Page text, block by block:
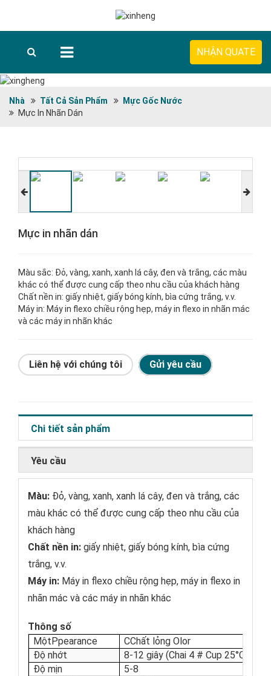
NHẬN QUATE
Nhà Tất Cả Sản Phẩm
Mực Gốc Nước
Mực In Nhãn Dán
Mực in nhãn dán
Màu sắc: Đỏ, vàng, xanh, xanh lá cây, đen và trắng, các màu
khác có thể được cung cấp theo nhu cầu của khách hàng
Chất nền in: giấy nhiệt, giấy bóng kính, bìa cứng trắng, v.v.
Máy in: Máy in flexo chiều rộng hẹp, máy in flexo in nhãn mác
và các máy in nhãn khác
Liên hệ với chúng tôi Gửi yêu cầu
Chi tiết sản phẩm
Yêu cầu
Màu: Đỏ, vàng, xanh, xanh lá cây, đen và trắng, các
màu khác có thể được cung cấp theo nhu cầu của
khách hàng
Chất nền in: giấy nhiệt, giấy bóng kính, bìa cứng
trắng, v.v.
Máy in: Máy in flexo chiều rộng hẹp, máy in flexo in
nhãn mác và các máy in nhãn khác
Thông số
Một Ppearance CChất lỏng Olor
Độ nhớt
8-12 giây (Chai 4 # Cup 25°C
Độ mịn
5-8